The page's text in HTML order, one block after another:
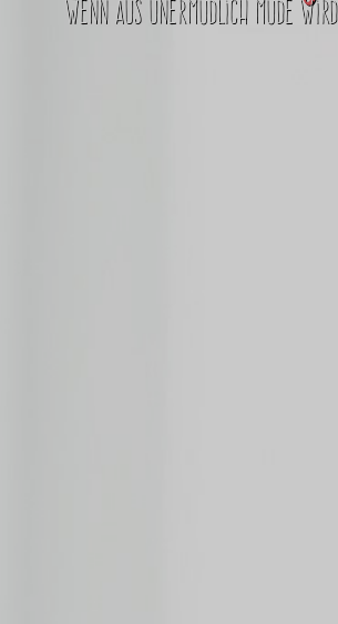
Wenn aus unermüdlich müde wird